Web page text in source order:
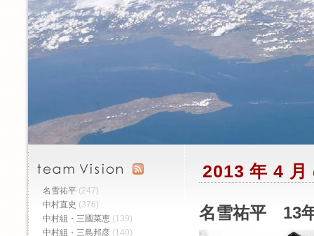
2013 年 4 月
名雪祐平 13
名雪祐平 (247)
中村直史 (376)
中村組・三國菜恵 (139)
中村組・三島邦彦 (140)